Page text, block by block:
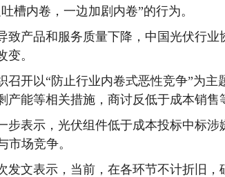
槽内卷，一边加剧内卷”的行为。
产品和服务质量下降，中国光伏行业
。
开以“防止行业内卷式恶性竞争”为主
能等相关措施，商讨反低于成本销售
表示，光伏组件低于成本投标中标涉
市场竞争。
文表示，当前，在各环节不计折旧，